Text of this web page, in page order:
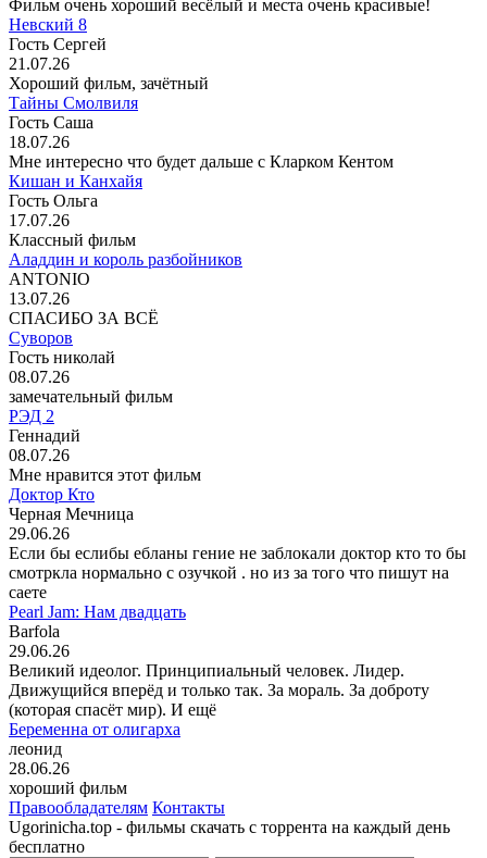
Фильм очень хороший весёлый и места очень красивые!
Невский 8
Гость Сергей
21.07.26
Хороший фильм, зачётный
Тайны Смолвиля
Гость Саша
18.07.26
Мне интересно что будет дальше с Кларком Кентом
Кишан и Канхайя
Гость Ольга
17.07.26
Классный фильм
Аладдин и король разбойников
ANTONIO
13.07.26
СПАСИБО ЗА ВСЁ
Суворов
Гость николай
08.07.26
замечательный фильм
РЭД 2
Геннадий
08.07.26
Мне нравится этот фильм
Доктор Кто
Черная Мечница
29.06.26
Если бы еслибы ебланы гение не заблокали доктор кто то бы
смотркла нормально с озучкой . но из за того что пишут на
саете
Pearl Jam: Нам двадцать
Barfola
29.06.26
Великий идеолог. Принципиальный человек. Лидер.
Движущийся вперёд и только так. За мораль. За доброту
(которая спасёт мир). И ещё
Беременна от олигарха
леонид
28.06.26
хороший фильм
Правообладателям Контакты
Ugorinicha.top - фильмы скачать с торрента на каждый день
бесплатно